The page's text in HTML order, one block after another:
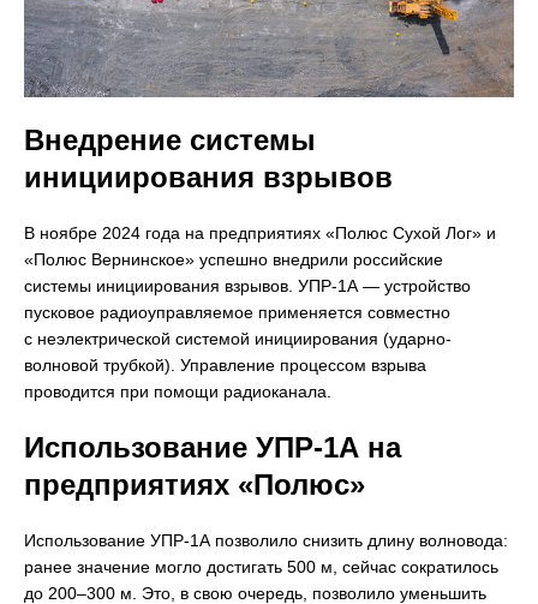
Внедрение системы
инициирования взрывов
В ноябре 2024 года на предприятиях «Полюс Сухой Лог» и
«Полюс Вернинское» успешно внедрили российские
системы инициирования взрывов. УПР-1А — устройство
пусковое радиоуправляемое применяется совместно
с неэлектрической системой инициирования (ударно-
волновой трубкой). Управление процессом взрыва
проводится при помощи радиоканала.
Использование УПР-1А на
предприятиях «Полюс»
Использование УПР-1А позволило снизить длину волновода:
ранее значение могло достигать 500 м, сейчас сократилось
до 200–300 м. Это, в свою очередь, позволило уменьшить